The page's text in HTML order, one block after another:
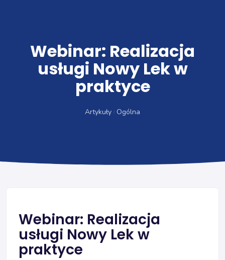
Webinar: Realizacja
usługi Nowy Lek w
praktyce
Artykuły Ogólna
Webinar: Realizacja
usługi Nowy Lek w
praktyce